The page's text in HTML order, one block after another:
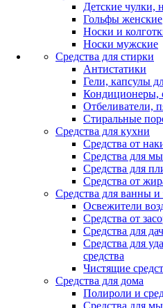
Детские чулки,
Гольфы женские
Носки и
Носки мужские
Средства для стирки
Антистатики
Гели, капсулы
Кондиционеры,
Отбеливатели,
Стиральные
Средства для кухни
Средства от
Средства для
Средства для
Средства от
Средства для ванны и
Освежители
Средства от
Средства для
Средства для
средства
Чистящие
Средства для дома
Полироли и
Средства для